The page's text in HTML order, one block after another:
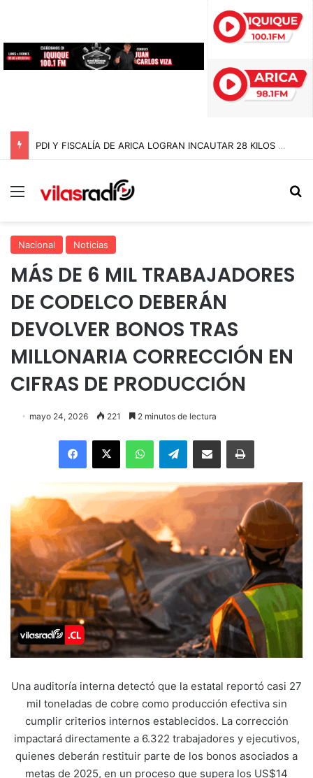
PDI Y FISCALÍA DE ARICA LOGRAN INCAUTAR 28 KILOS DE MARIHUANA OCULTOS EN UN CAMIÓN DE ALTO TONELAJE EN CHUNGARÁ
Menú
Nacional Noticias
MÁS DE 6 MIL TRABAJADORES
DE CODELCO DEBERÁN
DEVOLVER BONOS TRAS
MILLONARIA CORRECCIÓN EN
CIFRAS DE PRODUCCIÓN
mayo 24, 2026 221 2 minutos de lectura
Facebook
X WhatsAppTelegramEnviar vía email Imprimir
Una auditoría interna detectó que la estatal reportó casi 27
mil toneladas de cobre como producción efectiva sin
cumplir criterios internos establecidos. La corrección
impactará directamente a 6.322 trabajadores y ejecutivos,
quienes deberán restituir parte de los bonos asociados a
metas de 2025, en un proceso que supera los US$14